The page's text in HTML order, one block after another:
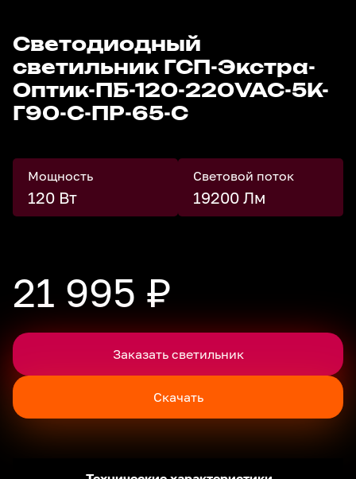
Светодиодный
светильник ГСП-Экстра-
Оптик-ПБ-120-220VAC-5К-
Г90-С-ПР-65-С
Мощность
120 Вт
Световой поток
19200 Лм
21 995 ₽
Заказать светильник
Скачать